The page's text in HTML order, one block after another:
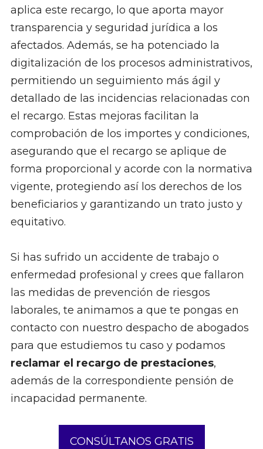
aplica este recargo, lo que aporta mayor
transparencia y seguridad jurídica a los
afectados. Además, se ha potenciado la
digitalización de los procesos administrativos,
permitiendo un seguimiento más ágil y
detallado de las incidencias relacionadas con
el recargo. Estas mejoras facilitan la
comprobación de los importes y condiciones,
asegurando que el recargo se aplique de
forma proporcional y acorde con la normativa
vigente, protegiendo así los derechos de los
beneficiarios y garantizando un trato justo y
equitativo.
Si has sufrido un accidente de trabajo o
enfermedad profesional y crees que fallaron
las medidas de prevención de riesgos
laborales, te animamos a que te pongas en
contacto con nuestro despacho de abogados
para que estudiemos tu caso y podamos
reclamar el recargo de prestaciones,
además de la correspondiente pensión de
incapacidad permanente.
CONSÚLTANOS GRATIS